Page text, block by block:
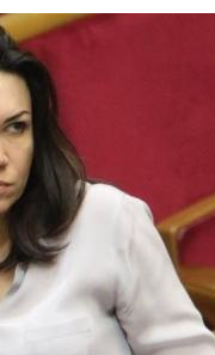
Подорожі Інше